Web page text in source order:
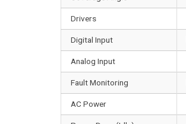
Drivers
Digital Input
Analog Input
Fault Monitoring
AC Power